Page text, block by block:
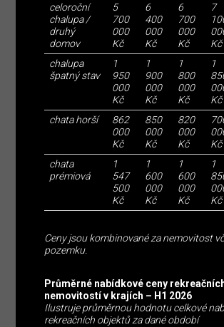
celoroční
chalupa /
druhý
domov
5
700
000
Kč
6
400
000
Kč
6
700
000
Kč
7
Kč
chalupa
špatný stav
1
950
000
Kč
1
900
000
Kč
1
800
000
Kč
1
Kč
chata horší
862
000
Kč
850
000
Kč
820
000
Kč
Kč
chata
prémiová
1
547
500
Kč
1
600
000
Kč
1
600
000
Kč
1
Kč
Ceny jsou kombinované za nemovitost
pozemku.
Průměrné nabídkové ceny
nemovitostí v krajích – H1 2026
Ilustruje průměrnou hodnotu celkové
rekreačních objektů za dané období